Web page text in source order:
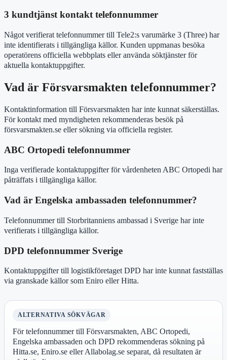
3 kundtjänst kontakt telefonnummer
Något verifierat telefonnummer till Tele2:s varumärke 3 (Three) har
inte identifierats i tillgängliga källor. Kunden uppmanas besöka
operatörens officiella webbplats eller använda söktjänster för
aktuella kontaktuppgifter.
Vad är Försvarsmakten telefonnummer?
Kontaktinformation till Försvarsmakten har inte kunnat säkerställas.
För kontakt med myndigheten rekommenderas besök på
försvarsmakten.se eller sökning via officiella register.
ABC Ortopedi telefonnummer
Inga verifierade kontaktuppgifter för vårdenheten ABC Ortopedi har
påträffats i tillgängliga källor.
Vad är Engelska ambassaden telefonnummer?
Telefonnummer till Storbritanniens ambassad i Sverige har inte
verifierats i tillgängliga källor.
DPD telefonnummer Sverige
Kontaktuppgifter till logistikföretaget DPD har inte kunnat fastställas
via granskade källor som Eniro eller Hitta.
ALTERNATIVA SÖKVÄGAR
För telefonnummer till Försvarsmakten, ABC Ortopedi,
Engelska ambassaden och DPD rekommenderas sökning på
Hitta.se, Eniro.se eller Allabolag.se separat, då resultaten är